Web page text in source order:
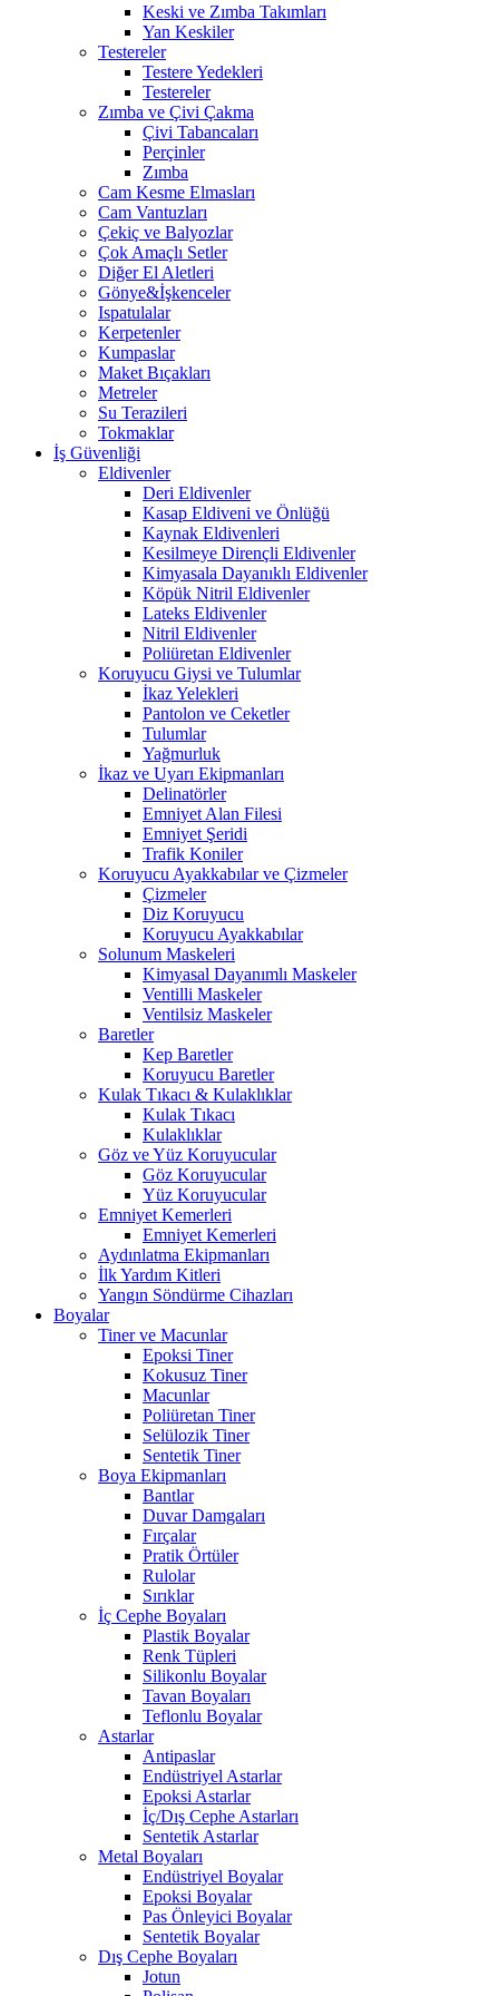
Keski ve Zımba Takımları
Yan Keskiler
Testereler
Testere Yedekleri
Testereler
Zımba ve Çivi Çakma
Çivi Tabancaları
Perçinler
Zımba
Cam Kesme Elmasları
Cam Vantuzları
Çekiç ve Balyozlar
Çok Amaçlı Setler
Diğer El Aletleri
Gönye&İşkenceler
Ispatulalar
Kerpetenler
Kumpaslar
Maket Bıçakları
Metreler
Su Terazileri
Tokmaklar
İş Güvenliği
Eldivenler
Deri Eldivenler
Kasap Eldiveni ve Önlüğü
Kaynak Eldivenleri
Kesilmeye Dirençli Eldivenler
Kimyasala Dayanıklı Eldivenler
Köpük Nitril Eldivenler
Lateks Eldivenler
Nitril Eldivenler
Poliüretan Eldivenler
Koruyucu Giysi ve Tulumlar
İkaz Yelekleri
Pantolon ve Ceketler
Tulumlar
Yağmurluk
İkaz ve Uyarı Ekipmanları
Delinatörler
Emniyet Alan Filesi
Emniyet Şeridi
Trafik Koniler
Koruyucu Ayakkabılar ve Çizmeler
Çizmeler
Diz Koruyucu
Koruyucu Ayakkabılar
Solunum Maskeleri
Kimyasal Dayanımlı Maskeler
Ventilli Maskeler
Ventilsiz Maskeler
Baretler
Kep Baretler
Koruyucu Baretler
Kulak Tıkacı & Kulaklıklar
Kulak Tıkacı
Kulaklıklar
Göz ve Yüz Koruyucular
Göz Koruyucular
Yüz Koruyucular
Emniyet Kemerleri
Emniyet Kemerleri
Aydınlatma Ekipmanları
İlk Yardım Kitleri
Yangın Söndürme Cihazları
Boyalar
Tiner ve Macunlar
Epoksi Tiner
Kokusuz Tiner
Macunlar
Poliüretan Tiner
Selülozik Tiner
Sentetik Tiner
Boya Ekipmanları
Bantlar
Duvar Damgaları
Fırçalar
Pratik Örtüler
Rulolar
Sırıklar
İç Cephe Boyaları
Plastik Boyalar
Renk Tüpleri
Silikonlu Boyalar
Tavan Boyaları
Teflonlu Boyalar
Astarlar
Antipaslar
Endüstriyel Astarlar
Epoksi Astarlar
İç/Dış Cephe Astarları
Sentetik Astarlar
Metal Boyaları
Endüstriyel Boyalar
Epoksi Boyalar
Pas Önleyici Boyalar
Sentetik Boyalar
Dış Cephe Boyaları
Jotun